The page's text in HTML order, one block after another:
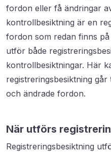
fordon eller få ändringar
kontrollbesiktning är en
fordon som redan finns
utför både
kontrollbesiktningar. Här
registreringsbesiktning
och ändrade fordon.
När utförs
Registreringsbesiktning